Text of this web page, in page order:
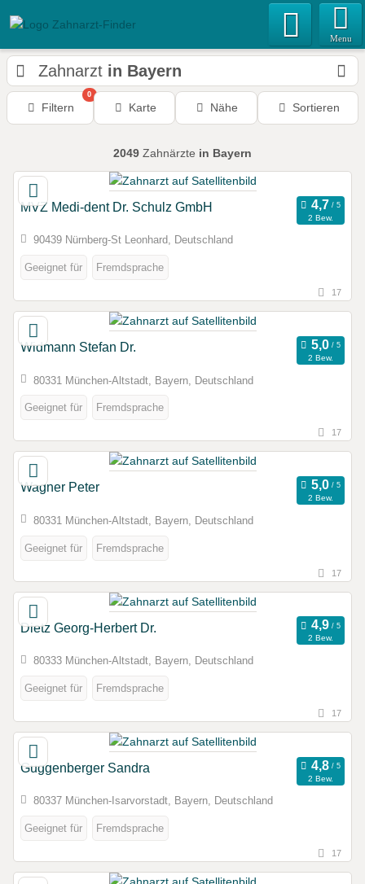
Menu
Zahnarzt in Bayern
Filtern
0
Karte Nähe Sortieren
2049 Zahnärzte in Bayern
MVZ Medi-dent Dr. Schulz GmbH
2 Bew.
90439 Nürnberg-St Leonhard, Deutschland
Geeignet für Fremdsprache
17
Widmann Stefan Dr.
2 Bew.
80331 München-Altstadt, Bayern, Deutschland
Geeignet für Fremdsprache
17
Wagner Peter
2 Bew.
80331 München-Altstadt, Bayern, Deutschland
Geeignet für Fremdsprache
17
Dietz Georg-Herbert Dr.
2 Bew.
80333 München-Altstadt, Bayern, Deutschland
Geeignet für Fremdsprache
17
Guggenberger Sandra
2 Bew.
80337 München-Isarvorstadt, Bayern, Deutschland
Geeignet für Fremdsprache
17